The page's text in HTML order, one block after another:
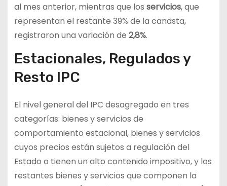
al mes anterior, mientras que los servicios, que
representan el restante 39% de la canasta,
registraron una variación de 2,8%.
Estacionales, Regulados y
Resto IPC
El nivel general del IPC desagregado en tres
categorías: bienes y servicios de
comportamiento estacional, bienes y servicios
cuyos precios están sujetos a regulación del
Estado o tienen un alto contenido impositivo, y los
restantes bienes y servicios que componen la